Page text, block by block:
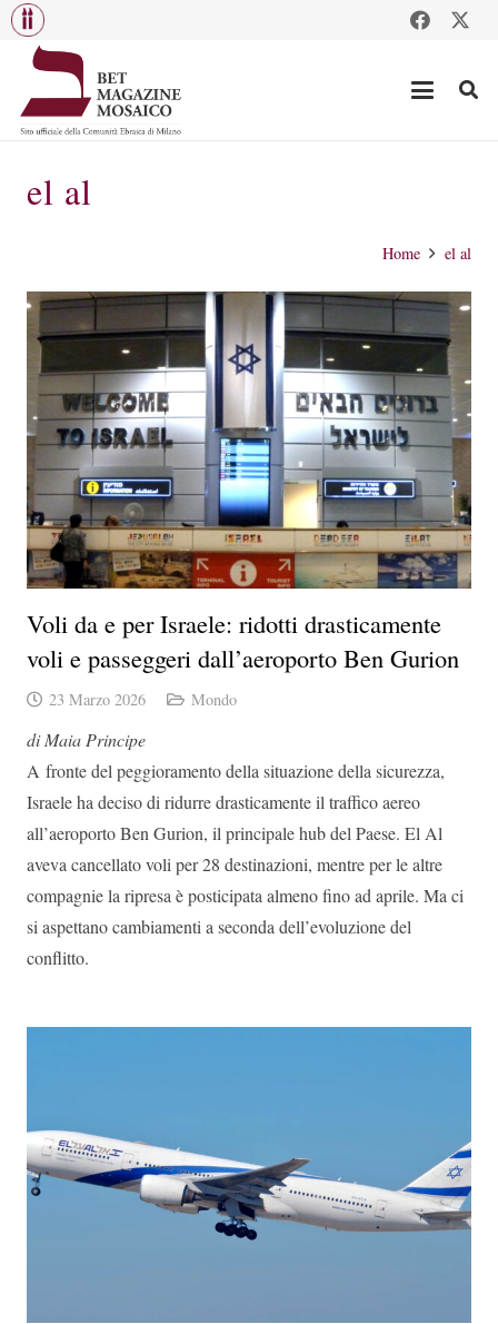
el al
Home el al
Voli da e per Israele: ridotti drasticamente
voli e passeggeri dall’aeroporto Ben Gurion
23 Marzo 2026 Mondo
di Maia Principe
A fronte del peggioramento della situazione della sicurezza,
Israele ha deciso di ridurre drasticamente il traffico aereo
all’aeroporto Ben Gurion, il principale hub del Paese. El Al
aveva cancellato voli per 28 destinazioni, mentre per le altre
compagnie la ripresa è posticipata almeno fino ad aprile. Ma ci
si aspettano cambiamenti a seconda dell’evoluzione del
conflitto.